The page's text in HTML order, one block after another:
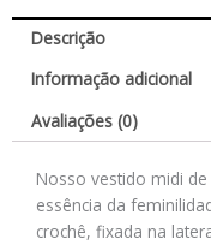
Descrição
Informação adicional
Avaliações (0)
Nosso vestido midi
essência da
crochê, fixada na